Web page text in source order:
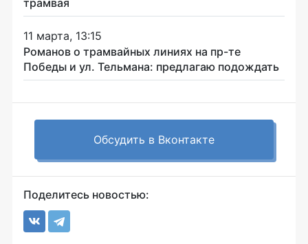
11 марта, 13:15
Романов о трамвайных линиях на пр-те
Победы и ул. Тельмана: предлагаю подождать
Обсудить в Вконтакте
Поделитесь новостью: